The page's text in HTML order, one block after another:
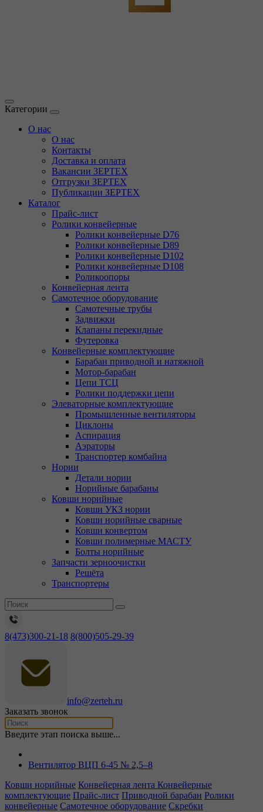
Категории
О нас
О нас
Контакты
Доставка и оплата
Вакансии ЗЕРТЕХ
Отгрузки ЗЕРТЕХ
Публикации ЗЕРТЕХ
Каталог
Прайс-лист
Ролики конвейерные
Ролики конвейерные D76
Ролики конвейерные D89
Ролики конвейерные D102
Ролики конвейерные D108
Роликоопоры
Конвейерная лента
Самотечное оборудование
Самотечные трубы
Задвижки
Клапаны перекидные
Футеровка
Конвейерные комплектующие
Барабан приводной и натяжной
Мотор-барабан
Цепи ТСЦ
Ролики поддержки цепи
Элеваторные комплектующие
Промышленные вентиляторы
Циклоны
Аспирация
Аэраторы
Транспортер комбайна
Нории
Детали нории
Норийные барабаны
Ковши норийные
Ковши УКЗ нории
Ковши норийные сварные
Ковши конвертом
Ковши полимерные МАСТУ
Болты норийные
Запчасти зерноочистки
Решёта
Транспортеры
8(473)300-21-18 8(800)505-29-39
info@zerteh.ru
Заказать звонок
Введите этап поиска выше...
Вентилятор ВЦП 6-45 № 2,5–8
Ковши норийные Конвейерная лента Конвейерные
комплектующие Прайс-лист Приводной барабан Ролики
конвейерные Самотечное оборудование Скребки